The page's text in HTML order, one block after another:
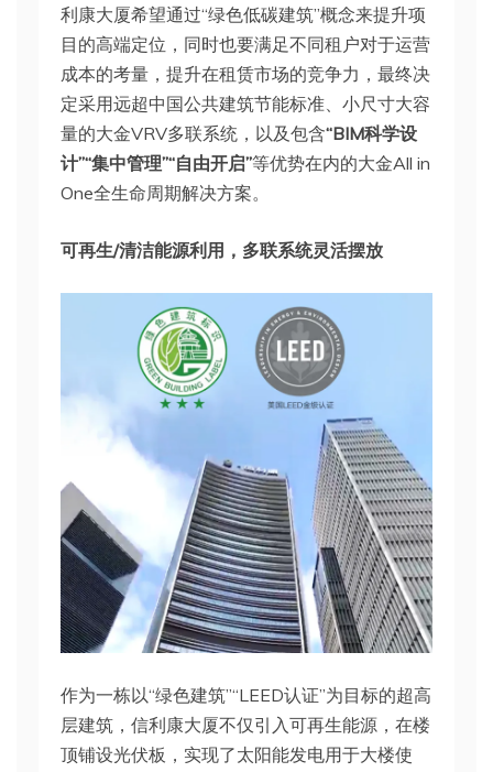
利康大厦希望通过“绿色低碳建筑”概念来提升项
目的高端定位，同时也要满足不同租户对于运营
成本的考量，提升在租赁市场的竞争力，最终决
定采用远超中国公共建筑节能标准、小尺寸大容
量的大金VRV多联系统，以及包含“BIM科学设
计”“集中管理”“自由开启”等优势在内的大金All in
One全生命周期解决方案。
可再生/清洁能源利用，多联系统灵活摆放
作为一栋以“绿色建筑”“LEED认证”为目标的超高
层建筑，信利康大厦不仅引入可再生能源，在楼
顶铺设光伏板，实现了太阳能发电用于大楼使